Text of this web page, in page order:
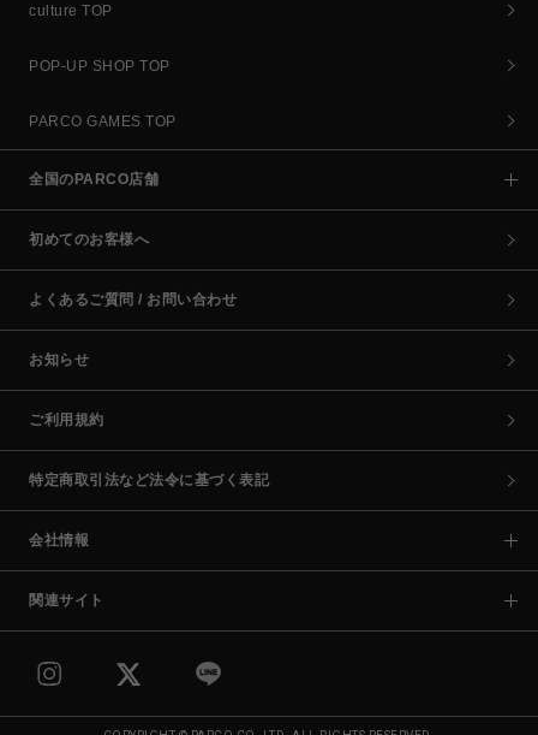
culture TOP
POP-UP SHOP TOP
PARCO GAMES TOP
全国のPARCO店舗
初めてのお客様へ
よくあるご質問 / お問い合わせ
お知らせ
ご利用規約
特定商取引法など法令に基づく表記
会社情報
関連サイト